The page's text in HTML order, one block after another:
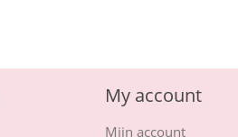
My account
Mijn account